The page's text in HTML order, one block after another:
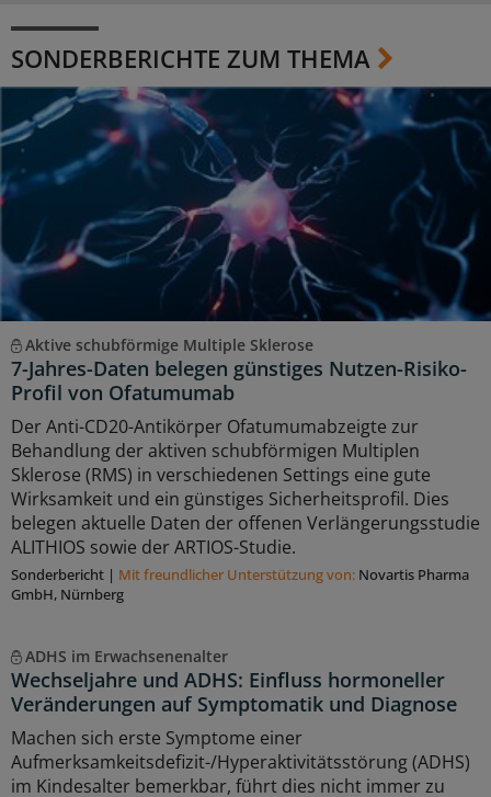
SONDERBERICHTE ZUM THEMA
Aktive schubförmige Multiple Sklerose
7-Jahres-Daten belegen günstiges Nutzen-Risiko-
Profil von Ofatumumab
Der Anti-CD20-Antikörper Ofatumumabzeigte zur
Behandlung der aktiven schubförmigen Multiplen
Sklerose (RMS) in verschiedenen Settings eine gute
Wirksamkeit und ein günstiges Sicherheitsprofil. Dies
belegen aktuelle Daten der offenen Verlängerungsstudie
ALITHIOS sowie der ARTIOS-Studie.
Sonderbericht | Mit freundlicher Unterstützung von: Novartis Pharma
GmbH, Nürnberg
ADHS im Erwachsenenalter
Wechseljahre und ADHS: Einfluss hormoneller
Veränderungen auf Symptomatik und Diagnose
Machen sich erste Symptome einer
Aufmerksamkeitsdefizit-/Hyperaktivitätsstörung (ADHS)
im Kindesalter bemerkbar, führt dies nicht immer zu